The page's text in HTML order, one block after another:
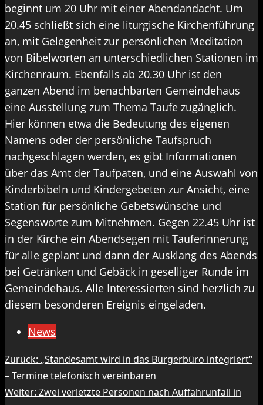
beginnt um 20 Uhr mit einer Abendandacht. Um
20.45 schließt sich eine liturgische Kirchenführung
an, mit Gelegenheit zur persönlichen Meditation
von Bibelworten an unterschiedlichen Stationen im
Kirchenraum. Ebenfalls ab 20.30 Uhr ist den
ganzen Abend im benachbarten Gemeindehaus
eine Ausstellung zum Thema Taufe zugänglich.
Hier können etwa die Bedeutung des eigenen
Namens oder der persönliche Taufspruch
nachgeschlagen werden, es gibt Informationen
über das Amt der Taufpaten, und eine Auswahl von
Kinderbibeln und Kindergebeten zur Ansicht, eine
Station für persönliche Gebetswünsche und
Segensworte zum Mitnehmen. Gegen 22.45 Uhr ist
in der Kirche ein Abendsegen mit Tauferinnerung
für alle geplant und dann der Ausklang des Abends
bei Getränken und Gebäck in geselliger Runde im
Gemeindehaus. Alle Interessierten sind herzlich zu
diesem besonderen Ereignis eingeladen.
News
Beitragsnavigation
Zurück: „Standesamt wird in das Bürgerbüro integriert“
– Termine telefonisch vereinbaren
Weiter: Zwei verletzte Personen nach Auffahrunfall in